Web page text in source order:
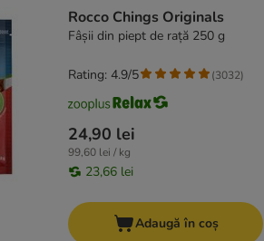
Rocco Chings Originals
Fâșii din piept de rață 250 g
24,90 lei
99,60 lei / kg
23,66 lei
Rating: 4.9/5 (3032)
Adaugă în coș